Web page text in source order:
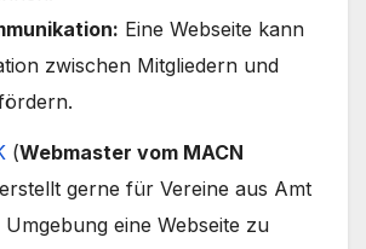
Eine Webseite kann
zwischen Mitgliedern und
(Webmaster vom MACN
gerne für Vereine aus Amt
eine Webseite zu